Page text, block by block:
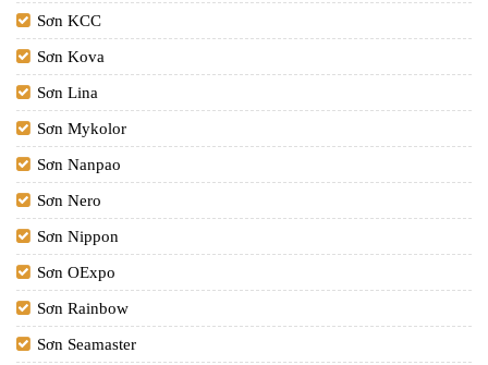
Sơn KCC
Sơn Kova
Sơn Lina
Sơn Mykolor
Sơn Nanpao
Sơn Nero
Sơn Nippon
Sơn OExpo
Sơn Rainbow
Sơn Seamaster